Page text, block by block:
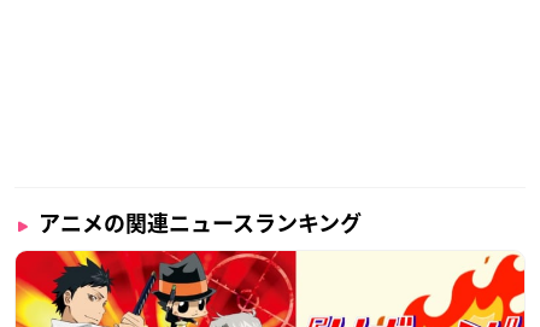
アニメの関連ニュースランキング